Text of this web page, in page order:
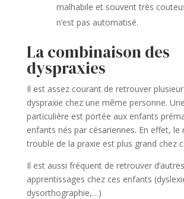
malhabile et souvent très
n’est pas automatisé.
La combinaison des
dyspraxies
Il est assez courant de retrouver
dyspraxie chez une même personne.
particulière est portée aux enfants
enfants nés par césariennes. En effet, le
trouble de la praxie est plus grand chez
Il est aussi fréquent de retrouver
apprentissages chez ces enfants
dysorthographie,…)